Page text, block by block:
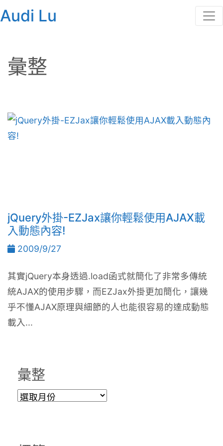
Audi Lu
彙整
jQuery外掛-EZJax讓你輕鬆使用AJAX載
入動態內容!
2009/9/27
其實jQuery本身透過.load函式就簡化了非常多傳統
統AJAX的使用步驟，而EZJax外掛更加簡化，讓幾
乎不懂AJAX原理與細節的人也能很容易的達成動態
載入...
彙整
彙